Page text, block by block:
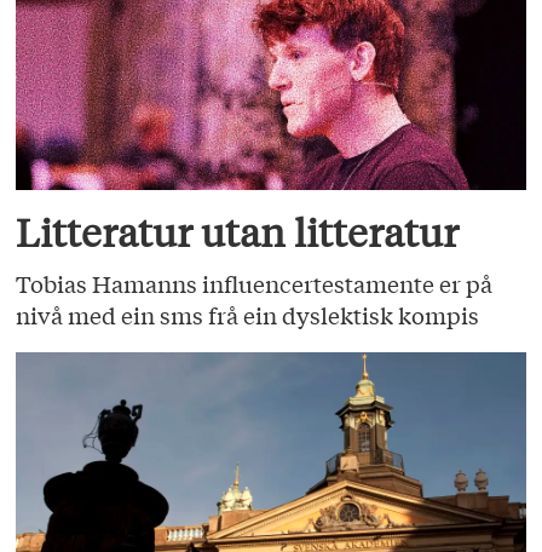
Litteratur utan litteratur
Tobias Hamanns influencertestamente er på
nivå med ein sms frå ein dyslektisk kompis